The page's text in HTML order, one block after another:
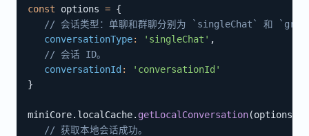
const options = {
// 会话类型：单聊和群聊分别为 `singleChat` 和
conversationType: 'singleChat' ,
// 会话 ID。
conversationId:
'conversationId'
}
miniCore. localCache. getLocalConversation(options
// 获取本地会话成功。